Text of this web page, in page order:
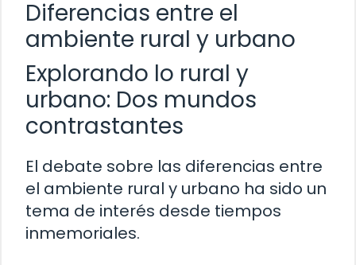
Diferencias entre el
ambiente rural y urbano
Explorando lo rural y
urbano: Dos mundos
contrastantes
El debate sobre las diferencias entre
el ambiente rural y urbano ha sido un
tema de interés desde tiempos
inmemoriales.